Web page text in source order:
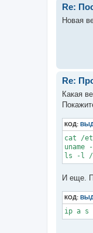
Re:
Новая
Re:
Какая
КОД:
cat /
uname
ls -l /
И еще.
КОД:
ip a s